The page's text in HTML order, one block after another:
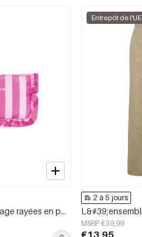
Trousses à maquillage rayées en polyester simple, accessoires du quotidien
Entrepôt de l'UE
2 à 5 jours
MSRP €39,99
€13,95